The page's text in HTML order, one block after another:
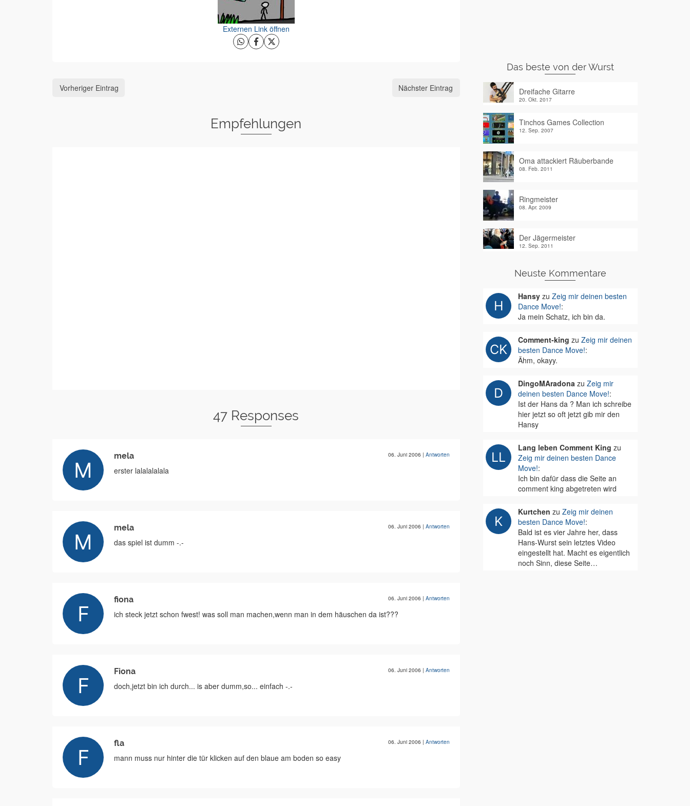
Externen Link öffnen
Vorheriger Eintrag Nächster Eintrag
Empfehlungen
47 Responses
mela 06. Juni 2006 | Antworten
erster lalalalalala
mela 06. Juni 2006 | Antworten
das spiel ist dumm -.-
fiona 06. Juni 2006 | Antworten
ich steck jetzt schon fwest! was soll man machen,wenn man in dem häuschen da ist???
Fiona 06. Juni 2006 | Antworten
doch,jetzt bin ich durch... is aber dumm,so... einfach -.-
fla 06. Juni 2006 | Antworten
mann muss nur hinter die tür klicken auf den blaue am boden so easy
Das beste von der Wurst
Dreifache Gitarre
20. Okt. 2017
Tinchos Games Collection
12. Sep. 2007
Oma attackiert Räuberbande
08. Feb. 2011
Ringmeister
08. Apr. 2009
Der Jägermeister
12. Sep. 2011
Neuste Kommentare
Hansyzu Zeig mir deinen besten
Dance Move!:
Ja mein Schatz, ich bin da.
Comment-king zu Zeig mir deinen
besten Dance Move!:
Ähm, okayy.
DingoMAradonazu Zeig mir
deinen besten Dance Move!:
Ist der Hans da ? Man ich schreibe
hier jetzt so oft jetzt gib mir den
Hansy
Lang leben Comment King zu
Zeig mir deinen besten Dance
Move!:
Ich bin dafür dass die Seite an
comment king abgetreten wird
Kurtchen zu Zeig mir deinen
besten Dance Move!:
Bald ist es vier Jahre her, dass
Hans-Wurst sein letztes Video
eingestellt hat. Macht es eigentlich
noch Sinn, diese Seite…